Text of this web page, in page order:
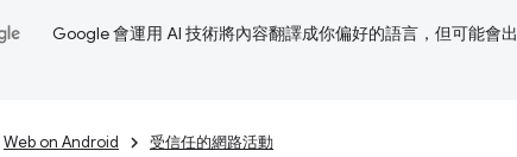
Google 會運用 AI 技術將內容翻譯成你偏好的語言，但可能會出
Web on Android 受信任的網路活動